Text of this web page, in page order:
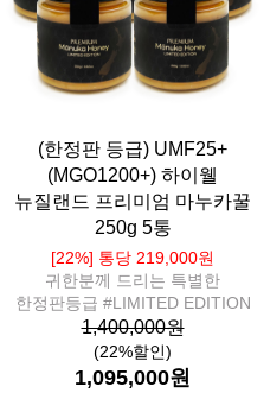
(한정판 등급) UMF25+
(MGO1200+) 하이웰
뉴질랜드 프리미엄 마누카꿀
250g 5통
[22%] 통당 219,000원
귀한분께 드리는 특별한
한정판등급 #LIMITED EDITION
1,400,000원
(22%할인)
1,095,000원